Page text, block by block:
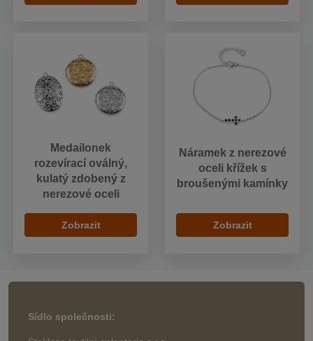
Medailonek
rozevírací oválný,
kulatý zdobený z
nerezové oceli
Zobrazit
Náramek z nerezové
oceli křížek s
broušenými kamínky
Zobrazit
Sídlo společnosti: